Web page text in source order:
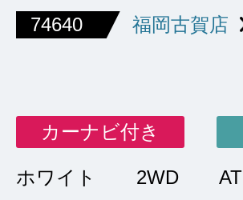
74640 福岡古賀店
カーナビ付き
ホワイト 2WD AT